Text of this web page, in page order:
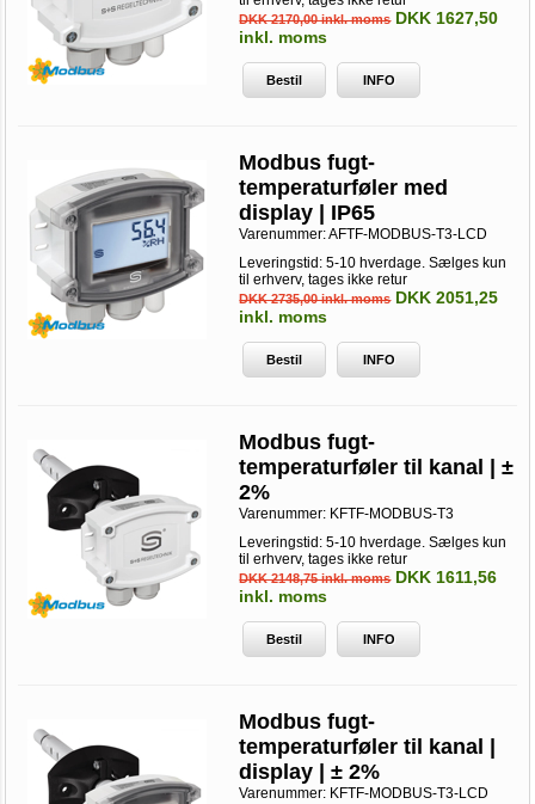
DKK 2170,00 inkl. moms DKK 1627,50
inkl. moms
Bestil INFO
Modbus fugt-
temperaturføler med
display | IP65
Varenummer:AFTF-MODBUS-T3-LCD
Leveringstid: 5-10 hverdage. Sælges kun
til erhverv, tages ikke retur
DKK 2735,00 inkl. moms DKK 2051,25
inkl. moms
Bestil INFO
Modbus fugt-
temperaturføler til kanal | ±
2%
Varenummer: KFTF-MODBUS-T3
Leveringstid: 5-10 hverdage. Sælges kun
til erhverv, tages ikke retur
DKK 2148,75 inkl. moms DKK 1611,56
inkl. moms
Bestil INFO
Modbus fugt-
temperaturføler til kanal |
display | ± 2%
Varenummer: KFTF-MODBUS-T3-LCD